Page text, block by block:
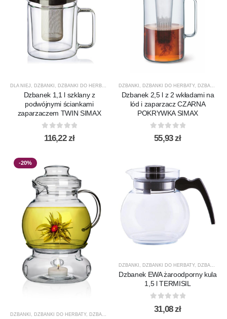
DLA NIEJ DZBANKI DZBANKI DO HERBATY DZBANKI DO KAWY,PREZENTY,PRODUCENCI
Dzbanek 1,1 l szklany z
podwójnymi ściankami
zaparzaczem TWIN SIMAX
0out of 5
116,22zł
DZBANKI DZBANKI DO HERBATY, DZBANKI DO SOKÓW
Dzbanek 2,5 l z 2 wkładami na
lód i zaparzacz CZARNA
POKRYWKA SIMAX
out of 5
55,93zł
-20%
DZBANKI , DZBANKI DO HERBATY, DZBANKI DO KAWY PRODUCENCI
DZBANKI , DZBANKI DO HERBATY, DZBANKI DO KAWY
Dzbanek EWA żaroodporny kula
1,5 l TERMISIL
out of 5
31,08zł